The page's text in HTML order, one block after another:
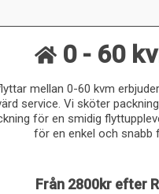
0 - 60
mellan 0-60 kvm
service. Vi sköter
för en smidig
för en enkel och snabb
Från 2800kr efter